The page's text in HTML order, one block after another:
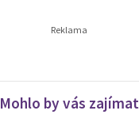
Mohlo by vás zajímat